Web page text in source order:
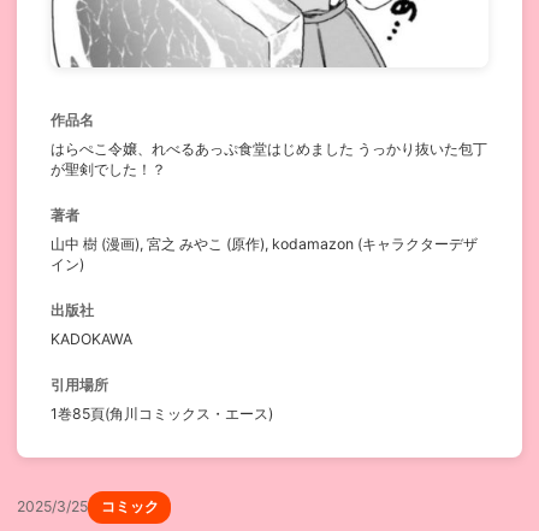
作品名
はらぺこ令嬢、れべるあっぷ食堂はじめました うっかり抜いた包丁
が聖剣でした！？
著者
山中 樹 (漫画), 宮之 みやこ (原作), kodamazon (キャラクターデザ
イン)
出版社
KADOKAWA
引用場所
1巻85頁(角川コミックス・エース)
2025/3/25 コミック